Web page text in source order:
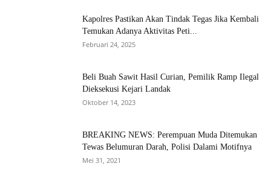
Kapolres Pastikan Akan Tindak Tegas Jika Kembali
Temukan Adanya Aktivitas Peti...
Februari 24, 2025
Beli Buah Sawit Hasil Curian, Pemilik Ramp Ilegal
Dieksekusi Kejari Landak
Oktober 14, 2023
BREAKING NEWS: Perempuan Muda Ditemukan
Tewas Belumuran Darah, Polisi Dalami Motifnya
Mei 31, 2021